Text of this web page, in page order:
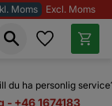
Moms Excl. Moms
du ha personlig
- +46 1674183
Favoriter